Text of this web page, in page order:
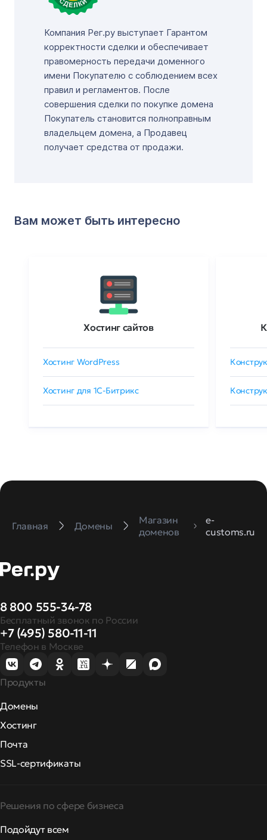
Компания Рег.ру выступает Гарантом
корректности сделки и обеспечивает
правомерность передачи доменного
имени Покупателю с соблюдением всех
правил и регламентов. После
совершения сделки по покупке домена
Покупатель становится полноправным
владельцем домена, а Продавец
получает средства от продажи.
Вам может быть интересно
Хостинг сайтов
Хостинг WordPress
Хостинг для 1C-Битрикс
Главная Домены
Магазин
доменов
e-
customs.ru
8 800 555-34-78
Бесплатный звонок по России
+7 (495) 580-11-11
Телефон в Москве
Продукты
Домены
Хостинг
Почта
SSL-сертификаты
Решения по сфере бизнеса
Подойдут всем